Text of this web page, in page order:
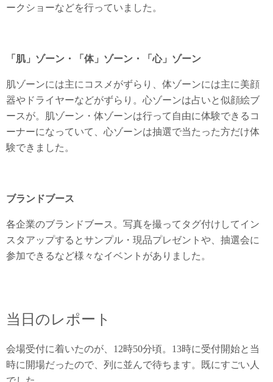
ークショーなどを行っていました。
「肌」ゾーン・「体」ゾーン・「心」ゾーン
肌ゾーンには主にコスメがずらり、体ゾーンには主に美顔
器やドライヤーなどがずらり。心ゾーンは占いと似顔絵ブ
ースが。肌ゾーン・体ゾーンは行って自由に体験できるコ
ーナーになっていて、心ゾーンは抽選で当たった方だけ体
験できました。
ブランドブース
各企業のブランドブース。写真を撮ってタグ付けしてイン
スタアップするとサンプル・現品プレゼントや、抽選会に
参加できるなど様々なイベントがありました。
当日のレポート
会場受付に着いたのが、12時50分頃。13時に受付開始と当
時に開場だったので、列に並んで待ちます。既にすごい人